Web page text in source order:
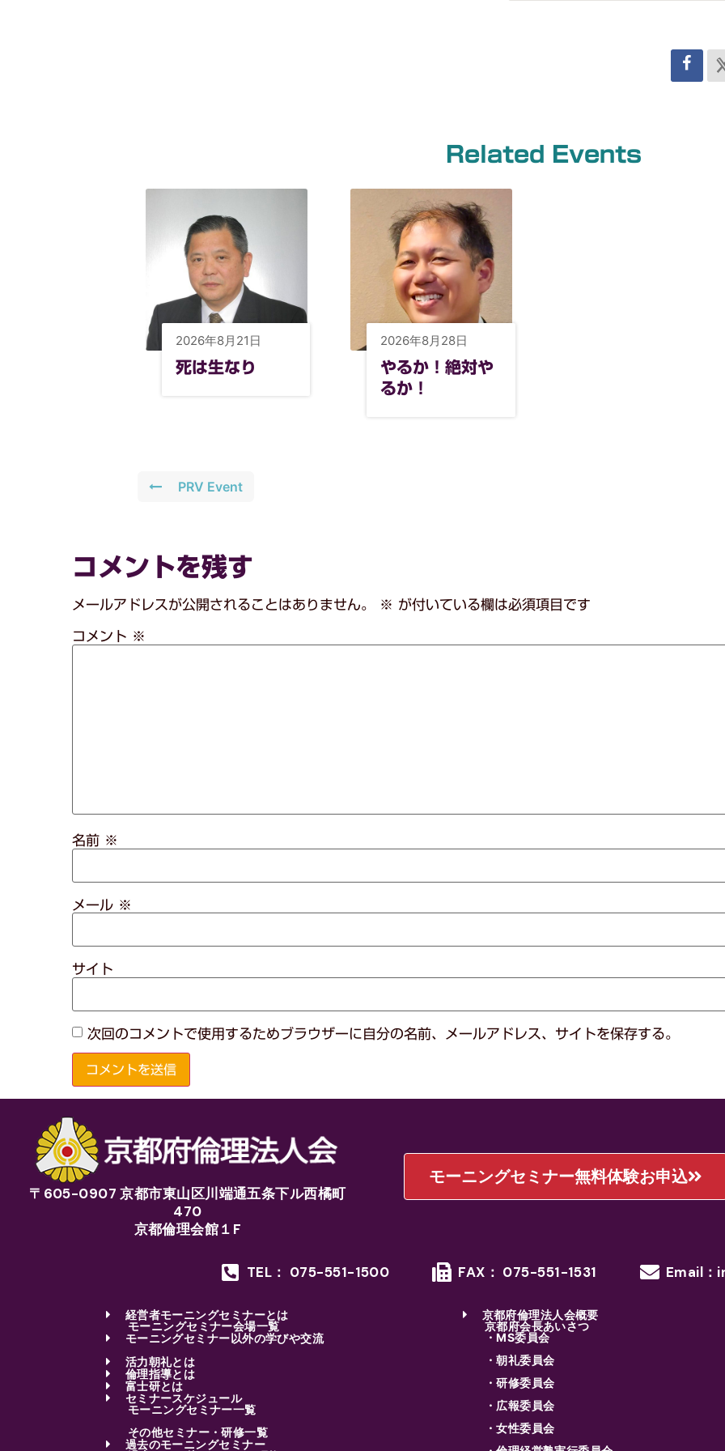
Related Events
2026年8月21日
死は生なり
2026年8月28日
やるか！絶対や
るか！
PRV Event
コメントを残す
メールアドレスが公開されることはありません。 ※ が付いている欄は必須項目です
コメント ※
名前 ※
メール ※
サイト
次回のコメントで使用するためブラウザーに自分の名前、メールアドレス、サイトを保存する。
〒605-0907 京都市東山区川端通五条下ル西橘町
470
京都倫理会館１F
モーニングセミナー無料体験お申込
TEL： 075-551-1500 FAX： 075-551-1531 Email
経営者モーニングセミナーとは
モーニングセミナー会場一覧
モーニングセミナー以外の学びや交流
活力朝礼とは
倫理指導とは
富士研とは
セミナースケジュール
モーニングセミナー一覧
その他セミナー・研修一覧
過去のモーニングセミナー
京都府倫理法人会概要
京都府会長あいさつ
・MS委員会
・朝礼委員会
・研修委員会
・広報委員会
・女性委員会